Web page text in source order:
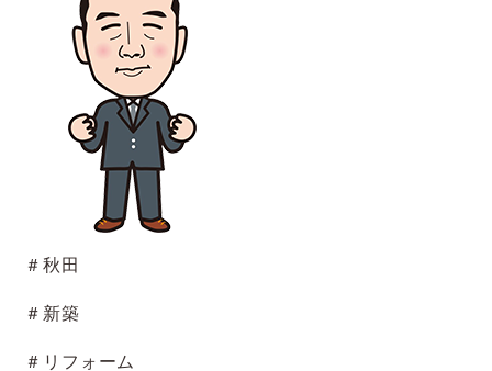
＃秋田
＃新築
＃リフォーム